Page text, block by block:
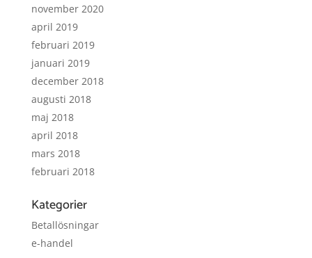
november 2020
april 2019
februari 2019
januari 2019
december 2018
augusti 2018
maj 2018
april 2018
mars 2018
februari 2018
Kategorier
Betallösningar
e-handel